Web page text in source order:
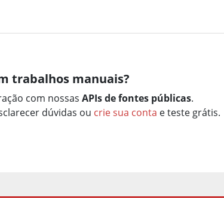
trabalhos manuais?
com nossas APIs de fontes públicas.
dúvidas ou crie sua conta e teste grátis.